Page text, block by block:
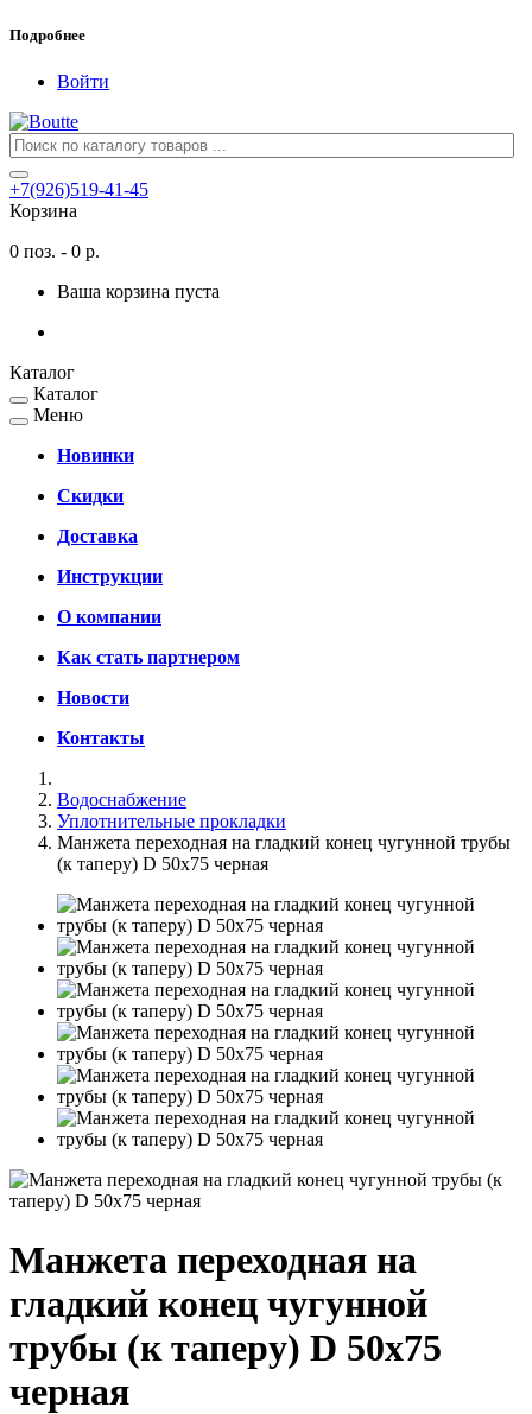
Подробнее
Войти
+7(926)519-41-45
Корзина
0 поз. - 0 р.
Ваша корзина пуста
Каталог
Каталог
Меню
Новинки
Скидки
Доставка
Инструкции
О компании
Как стать партнером
Новости
Контакты
Водоснабжение
Уплотнительные прокладки
Манжета переходная на гладкий конец чугунной трубы
(к таперу) D 50х75 черная
Манжета переходная на
гладкий конец чугунной
трубы (к таперу) D 50х75
черная